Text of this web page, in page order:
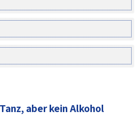
aber kein Alkohol